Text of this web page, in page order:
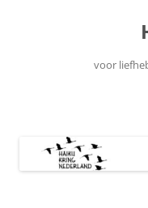
voor